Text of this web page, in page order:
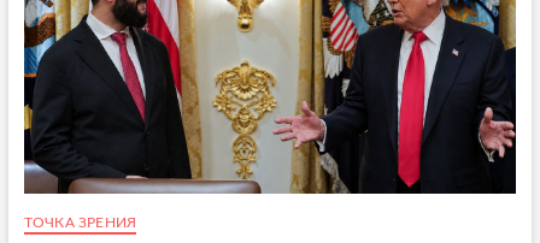
ТОЧКА ЗРЕНИЯ